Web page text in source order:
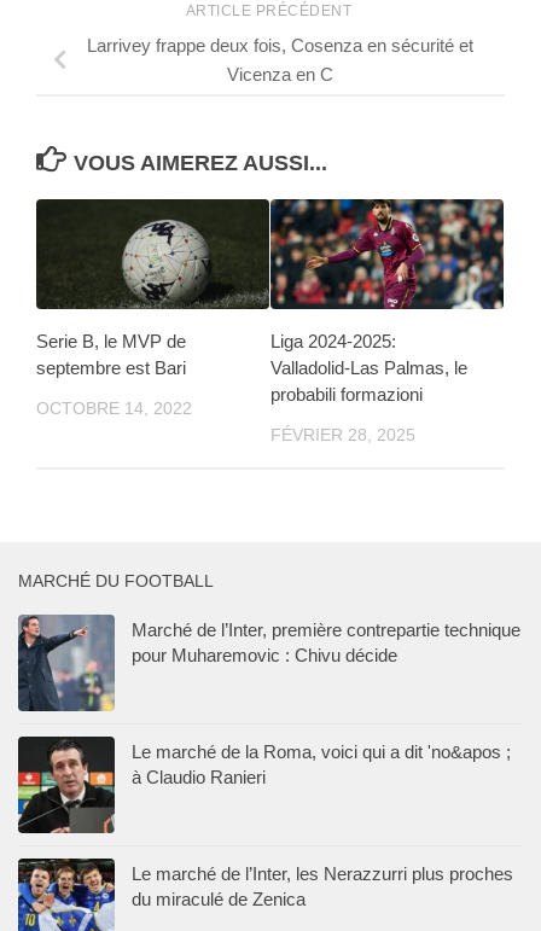
ARTICLE PRÉCÉDENT
Larrivey frappe deux fois, Cosenza en sécurité et
Vicenza en C
VOUS AIMEREZ AUSSI...
Serie B, le MVP de
septembre est Bari
OCTOBRE 14, 2022
Liga 2024-2025:
Valladolid-Las Palmas, le
probabili formazioni
FÉVRIER 28, 2025
MARCHÉ DU FOOTBALL
Marché de l’Inter, première contrepartie technique
pour Muharemovic : Chivu décide
Le marché de la Roma, voici qui a dit 'no&apos ;
à Claudio Ranieri
Le marché de l’Inter, les Nerazzurri plus proches
du miraculé de Zenica